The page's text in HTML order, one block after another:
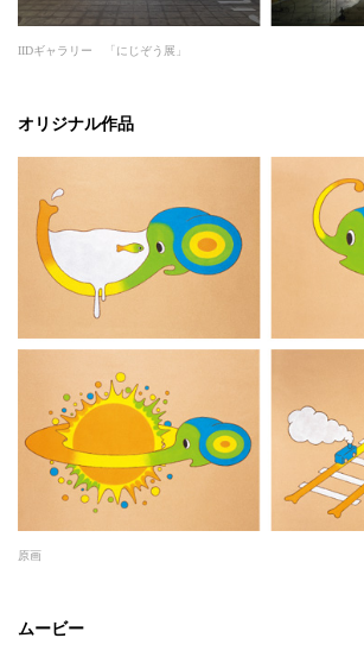
IIDギャラリー 「にじぞう展」
オリジナル作品
原画
ムービー